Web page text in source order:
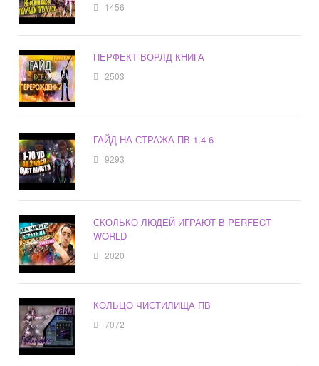
1456
ПЕРФЕКТ ВОРЛД КНИГА
2503
ГАЙД НА СТРАЖА ПВ 1.4 6
9293
СКОЛЬКО ЛЮДЕЙ ИГРАЮТ В PERFECT
WORLD
2020
КОЛЬЦО ЧИСТИЛИЩА ПВ
7072